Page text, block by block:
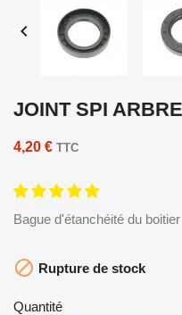

JOINT SPI
4,20 € TTC
Bague d'étanchéité du
 Rupture de stock
Quantité